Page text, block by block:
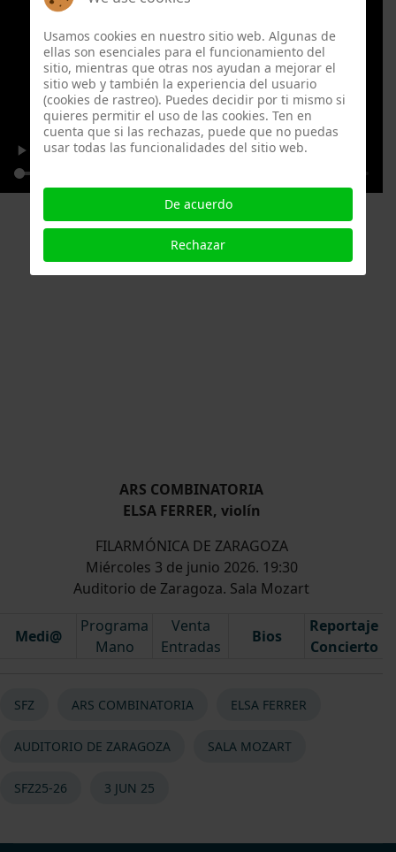
ARS COMBINATORIA
ELSA FERRER, violín
FILARMÓNICA DE ZARAGOZA
Miércoles 3 de junio 2026. 19:30
Auditorio de Zaragoza. Sala Mozart
Medi@
Programa
Mano
Venta
Entradas
Bios
Reportaje
Concierto
SFZ ARS COMBINATORIA ELSA FERRER
AUDITORIO DE ZARAGOZA SALA MOZART
SFZ25-26 3 JUN 25
Usamos cookies en nuestro sitio web. Algunas de
ellas son esenciales para el funcionamiento del
sitio, mientras que otras nos ayudan a mejorar el
sitio web y también la experiencia del usuario
(cookies de rastreo). Puedes decidir por ti mismo si
quieres permitir el uso de las cookies. Ten en
cuenta que si las rechazas, puede que no puedas
usar todas las funcionalidades del sitio web.
De acuerdo
Rechazar